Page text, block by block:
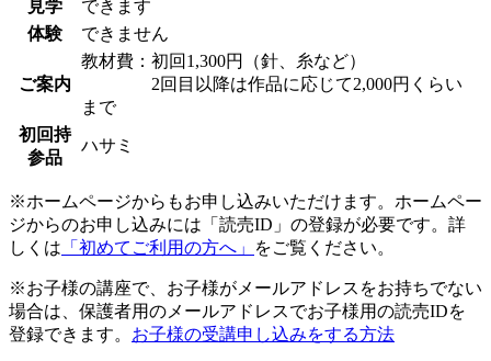
見学
できます
体験
できません
ご案内
教材費：初回1,300円（針、糸など）
2回目以降は作品に応じて2,000円くらい
まで
初回持
参品
ハサミ
※ホームページからもお申し込みいただけます。ホームペー
ジからのお申し込みには「読売ID」の登録が必要です。詳
しくは 「初めてご利用の方へ」 をご覧ください。
※お子様の講座で、お子様がメールアドレスをお持ちでない
場合は、保護者用のメールアドレスでお子様用の読売IDを
登録できます。 お子様の受講申し込みをする方法